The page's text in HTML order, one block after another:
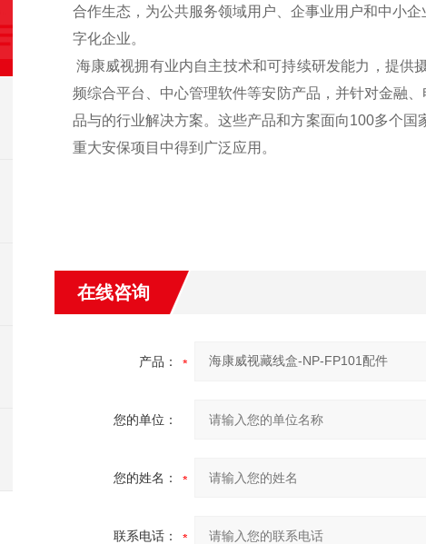
合作生态，为公共服务领域用户、企事业用户和中小
字化企业。
海康威视拥有业内自主技术和可持续研发能力，提供
频综合平台、中心管理软件等安防产品，并针对金融
品与的行业解决方案。这些产品和方案面向100多个
重大安保项目中得到广泛应用。
在线咨询
产品：
您的单位：
您的姓名：
联系电话：